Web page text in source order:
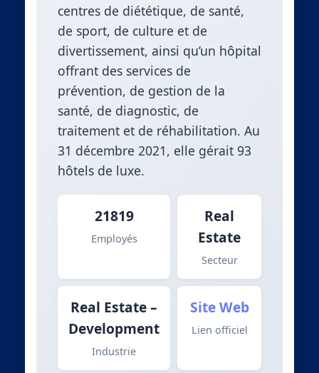
centres de diététique, de santé,
de sport, de culture et de
divertissement, ainsi qu’un hôpital
offrant des services de
prévention, de gestion de la
santé, de diagnostic, de
traitement et de réhabilitation. Au
31 décembre 2021, elle gérait 93
hôtels de luxe.
21819
Employés
Real
Estate
Secteur
Real Estate –
Development
Industrie
Site Web
Lien officiel